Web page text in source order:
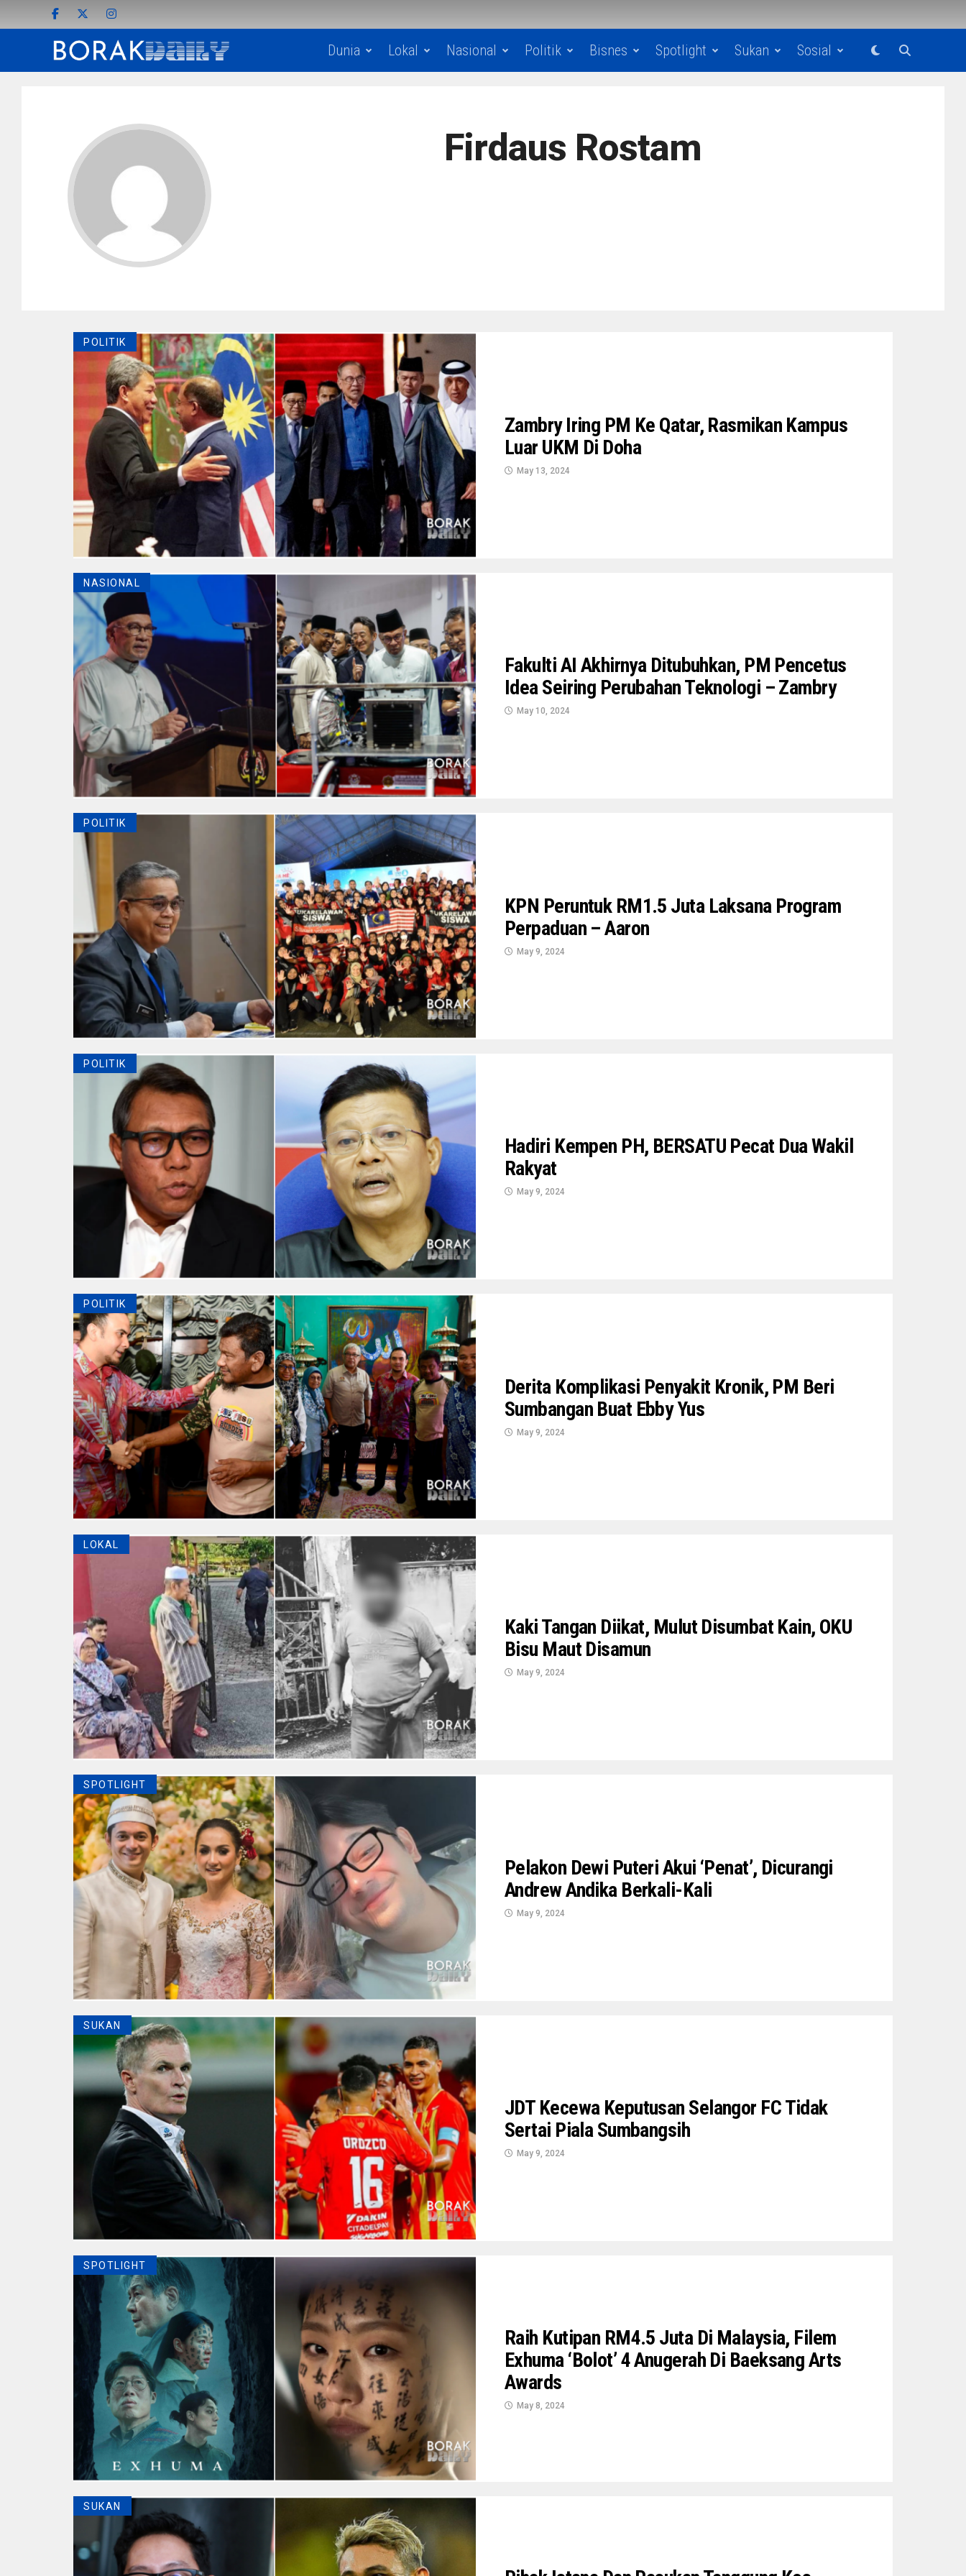
Dunia Lokal Nasional Politik Bisnes Spotlight Sukan Sosial
Firdaus Rostam
POLITIK
Zambry Iring PM Ke Qatar, Rasmikan Kampus
Luar UKM Di Doha
May 13, 2024
NASIONAL
Fakulti AI Akhirnya Ditubuhkan, PM Pencetus
Idea Seiring Perubahan Teknologi – Zambry
May 10, 2024
POLITIK
KPN Peruntuk RM1.5 Juta Laksana Program
Perpaduan – Aaron
May 9, 2024
POLITIK
Hadiri Kempen PH, BERSATU Pecat Dua Wakil
Rakyat
May 9, 2024
POLITIK
Derita Komplikasi Penyakit Kronik, PM Beri
Sumbangan Buat Ebby Yus
May 9, 2024
LOKAL
Kaki Tangan Diikat, Mulut Disumbat Kain, OKU
Bisu Maut Disamun
May 9, 2024
SPOTLIGHT
Pelakon Dewi Puteri Akui ‘Penat’, Dicurangi
Andrew Andika Berkali-Kali
May 9, 2024
SUKAN
JDT Kecewa Keputusan Selangor FC Tidak
Sertai Piala Sumbangsih
May 9, 2024
SPOTLIGHT
Raih Kutipan RM4.5 Juta Di Malaysia, Filem
Exhuma ‘Bolot’ 4 Anugerah Di Baeksang Arts
Awards
May 8, 2024
SUKAN